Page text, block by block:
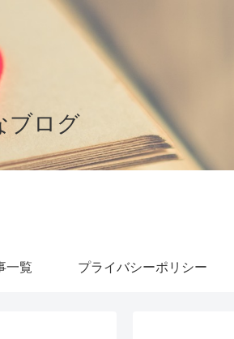
ブログ
一覧 プライバシーポリシー